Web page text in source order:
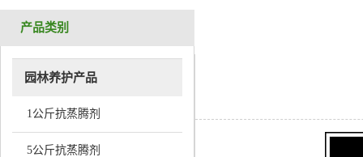
产品类别
园林养护产品
1公斤抗蒸腾剂
5公斤抗蒸腾剂